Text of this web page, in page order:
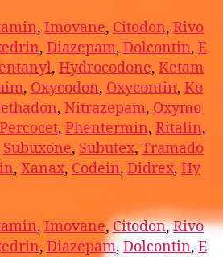
, Imovane, Citodon, Rivo
, Diazepam, Dolcontin, E
, Hydrocodone, Ketam
, Oxycodon, Oxycontin, Ko
, Nitrazepam, Oxymo
Percocet, Phentermin, Ritalin,
Subuxone, Subutex, Tramado
, Xanax, Codein, Didrex, Hy
, Imovane,Citodon,Rivo
, Diazepam, Dolcontin, E